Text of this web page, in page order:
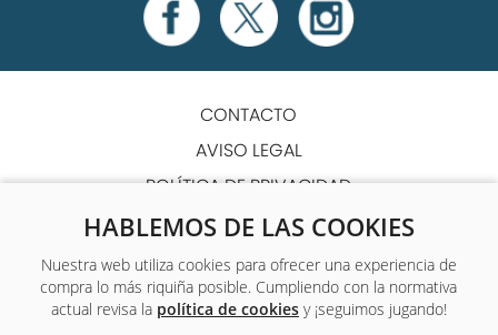
HABLEMOS DE LAS COOKIES
Nuestra web utiliza cookies para ofrecer una experiencia de
compra lo más riquiña posible. Cumpliendo con la normativa
actual revisa la política de cookiesy ¡seguimos jugando!
CONTACTO
AVISO LEGAL
POLÍTICA DE PRIVACIDAD
POLÍTICA DE COOKIES
TÉRMINOS Y CONDICIONES
ACCESIBILIDAD